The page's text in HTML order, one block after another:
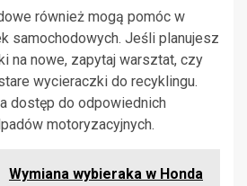
również mogą pomóc w
samochodowych. Jeśli planujesz
na nowe, zapytaj warsztat, czy
wycieraczki do recyklingu.
dostęp do odpowiednich
motoryzacyjnych.
Wymiana wybieraka w Honda